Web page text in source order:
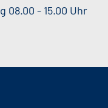
08.00 - 15.00 Uhr